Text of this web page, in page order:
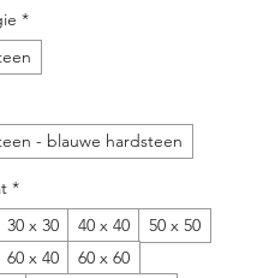
*
- blauwe hardsteen
*
30 x 30 40 x 40
50 x 50
60 x 40
60 x 60